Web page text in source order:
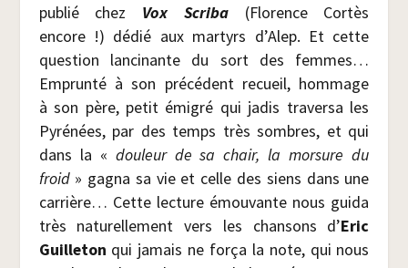
publié chez Vox Scri­ba(Flo­rence Cor­tès
encore !) dédié aux mar­tyrs d’Alep. Et cette
ques­tion lan­ci­nante du sort des femmes…
Emprun­té à son pré­cé­dent recueil, hom­mage
à son père, petit émi­gré qui jadis tra­ver­sa les
Pyré­nées, par des temps très sombres, et qui
dans la « dou­leur de sa chair, la mor­sure du
froid» gagna sa vie et celle des siens dans une
car­rière… Cette lec­ture émou­vante nous gui­da
très natu­rel­le­ment vers les chan­sons d’Eric
Guille­ton qui jamais ne for­ça la note, qui nous